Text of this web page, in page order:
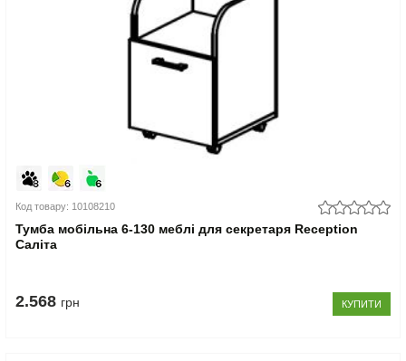
Код товару: 10108210
Тумба мобільна 6-130 меблі для секретаря Reception
Саліта
2.568 грн КУПИТИ